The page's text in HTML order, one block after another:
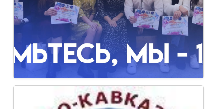
Знакомьтесь, мы - 1 курс!